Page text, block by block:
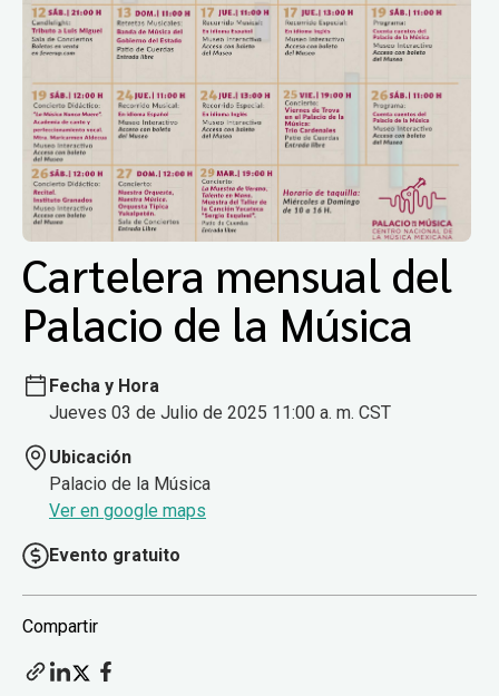
Cartelera mensual del
Palacio de la Música
Fecha y Hora
Jueves 03 de Julio de 2025 11:00 a. m. CST
Ubicación
Palacio de la Música
Ver en google maps
Evento gratuito
Compartir